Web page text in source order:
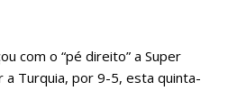
com o “pé direito” a Super
a Turquia, por 9-5, esta quinta-